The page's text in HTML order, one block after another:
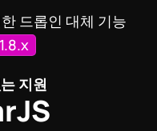
드롭인 대체 기능
지원